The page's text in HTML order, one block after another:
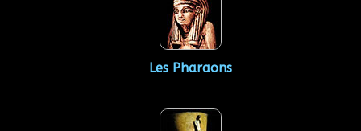
Les Pharaons